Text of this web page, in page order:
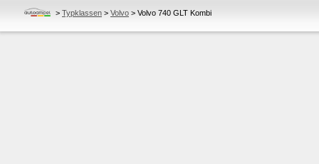
> Typklassen > Volvo > Volvo 740 GLT Kombi